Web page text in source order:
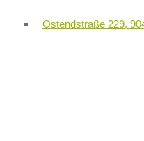
Ostendstraße 229,